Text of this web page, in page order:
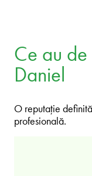
Ce au de
Daniel
O reputație
profesională.